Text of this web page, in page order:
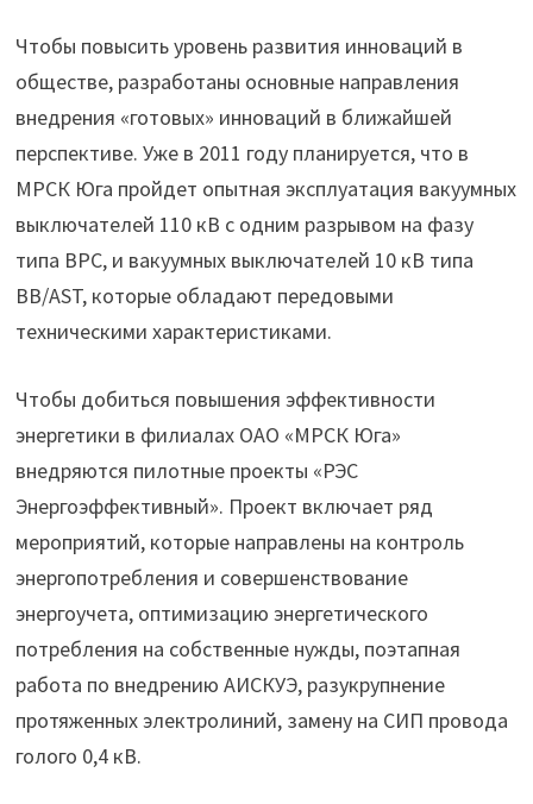
Чтобы повысить уровень развития инноваций в
обществе, разработаны основные направления
внедрения «готовых» инноваций в ближайшей
перспективе. Уже в 2011 году планируется, что в
МРСК Юга пройдет опытная эксплуатация вакуумных
выключателей 110 кВ с одним разрывом на фазу
типа ВРС, и вакуумных выключателей 10 кВ типа
ВВ/AST, которые обладают передовыми
техническими характеристиками.
Чтобы добиться повышения эффективности
энергетики в филиалах ОАО «МРСК Юга»
внедряются пилотные проекты «РЭС
Энергоэффективный». Проект включает ряд
мероприятий, которые направлены на контроль
энергопотребления и совершенствование
энергоучета, оптимизацию энергетического
потребления на собственные нужды, поэтапная
работа по внедрению АИСКУЭ, разукрупнение
протяженных электролиний, замену на СИП провода
голого 0,4 кВ.